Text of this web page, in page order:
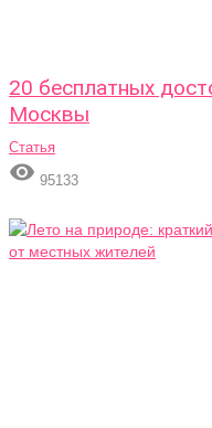
20 бесплатных
Москвы
Статья
 95133